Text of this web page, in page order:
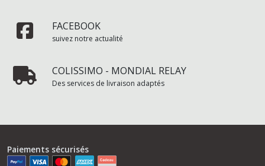
FACEBOOK
suivez notre actualité
COLISSIMO - MONDIAL RELAY
Des services de livraison adaptés
Paiements sécurisés